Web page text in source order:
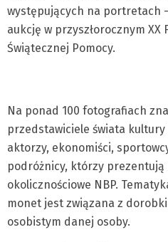
występujących na portretach
aukcję w przyszłorocznym
Świątecznej Pomocy.
Na ponad 100 fotografiach
przedstawiciele świata kultury
aktorzy, ekonomiści,
podróżnicy, którzy
okolicznościowe NBP.
monet jest związana z
osobistym danej osoby.